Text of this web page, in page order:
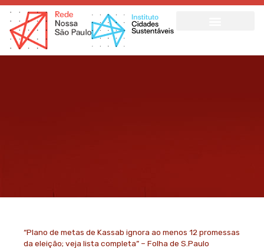
Ir
para
conteúdo
“Plano de metas de Kassab ignora ao menos 12 promessas
da eleição; veja lista completa” – Folha de S.Paulo